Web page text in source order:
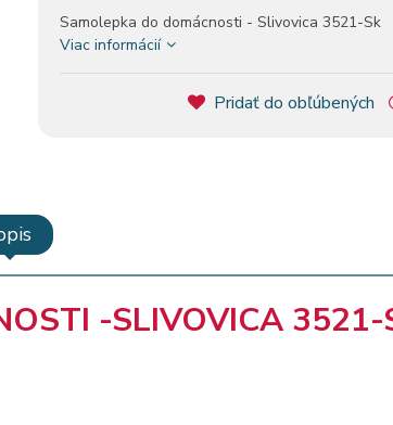
Samolepka do domácnosti - Slivovica 3521-Sk
Viac informácií
Pridať do obľúbených
-SLIVOVICA 3521-